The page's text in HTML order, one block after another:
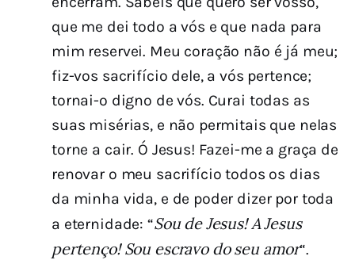
que me dei todo a vós e que nada para
mim reservei. Meu coração não é já meu;
fiz-vos sacrifício dele, a vós pertence;
tornai-o digno de vós. Curai todas as
suas misérias, e não permitais que nelas
torne a cair. Ó Jesus! Fazei-me a graça de
renovar o meu sacrifício todos os dias
da minha vida, e de poder dizer por toda
a eternidade: “Sou de Jesus! A Jesus
pertenço! Sou escravo do seu amor“.